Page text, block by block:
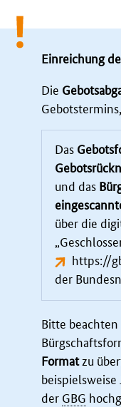
Einreichung
Die
Das
und das
über die
https://
der
Bitte beachten
Formatzu
beispielsweise
der GBG